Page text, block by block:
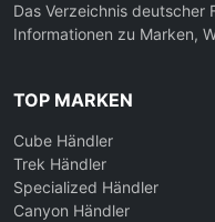
Das Verzeichnis deutscher
Informationen zu Marken,
TOP MARKEN
Cube Händler
Trek Händler
Specialized Händler
Canyon Händler